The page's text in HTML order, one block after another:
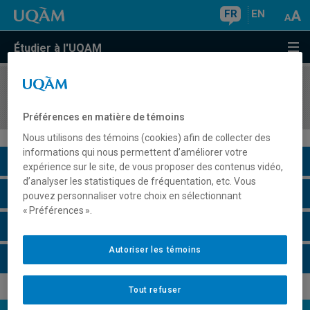
FR EN
Étudier à l'UQAM
COURS//
Description du cours
Horaire - Été 2026
Préférences en matière de témoins
Nous utilisons des témoins (cookies) afin de collecter des
informations qui nous permettent d’améliorer votre
expérience sur le site, de vous proposer des contenus vidéo,
d’analyser les statistiques de fréquentation, etc. Vous
pouvez personnaliser votre choix en sélectionnant
« Préférences ».
Tout refuser
Autoriser les témoins